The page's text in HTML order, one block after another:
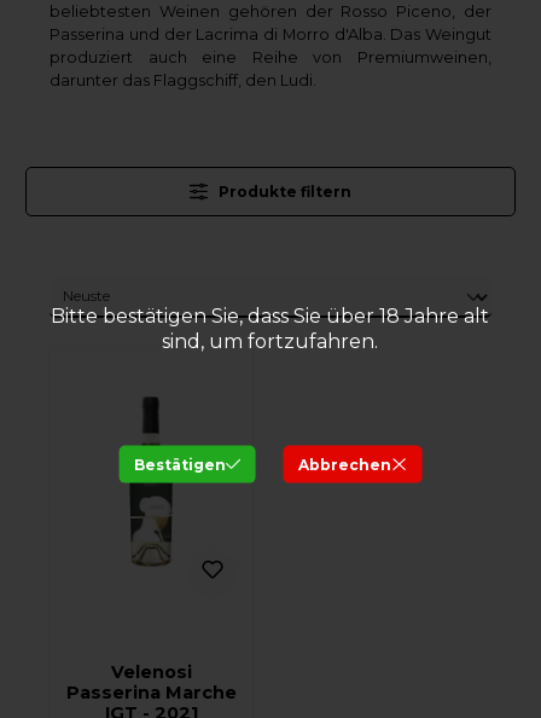
Bitte bestätigen Sie, dass Sie über 18 Jahre alt
sind, um fortzufahren.
Bestätigen Abbrechen
beliebtesten Weinen gehören der Rosso Piceno, der
Passerina und der Lacrima di Morro d'Alba. Das Weingut
produziert auch eine Reihe von Premiumweinen,
darunter das Flaggschiff, den Ludi.
Produkte filtern
Velenosi
Passerina Marche